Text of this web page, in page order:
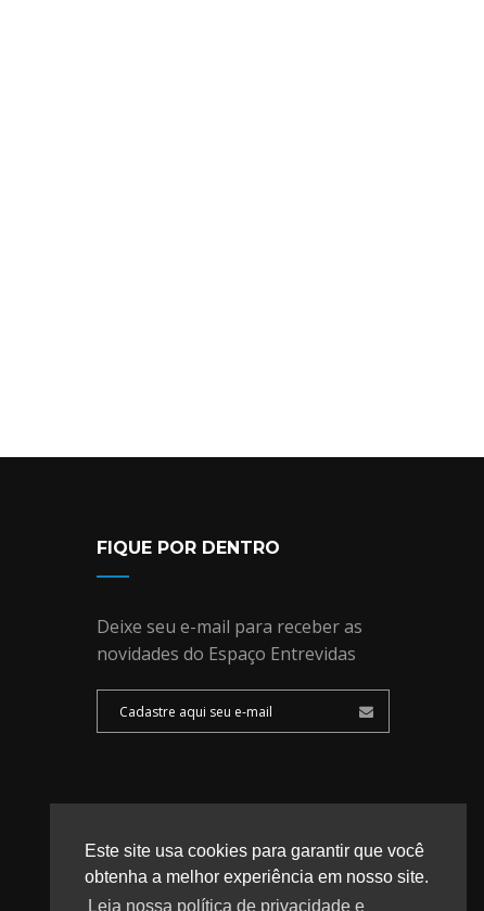
Este site usa cookies para garantir que você
obtenha a melhor experiência em nosso site.
Leia nossa política de privacidade e
FIQUE POR DENTRO
Deixe seu e-mail para receber as
novidades do Espaço Entrevidas